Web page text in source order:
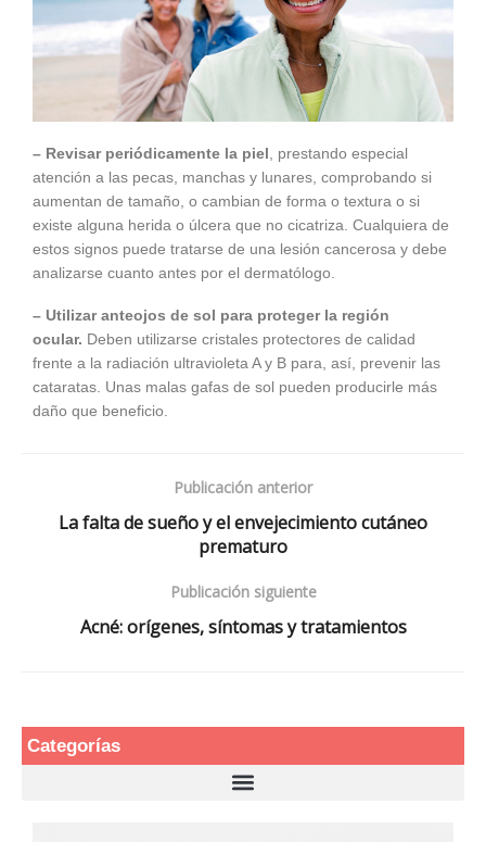
– Revisar periódicamente la piel , prestando especial
atención a las pecas, manchas y lunares, comprobando si
aumentan de tamaño, o cambian de forma o textura o si
existe alguna herida o úlcera que no cicatriza. Cualquiera de
estos signos puede tratarse de una lesión cancerosa y debe
analizarse cuanto antes por el dermatólogo.
– Utilizar anteojos de sol para proteger la región
ocular. Deben utilizarse cristales protectores de calidad
frente a la radiación ultravioleta A y B para, así, prevenir las
cataratas. Unas malas gafas de sol pueden producirle más
daño que beneficio.
Publicación anterior
La falta de sueño y el envejecimiento cutáneo
prematuro
Publicación siguiente
Acné: orígenes, síntomas y tratamientos
Categorías